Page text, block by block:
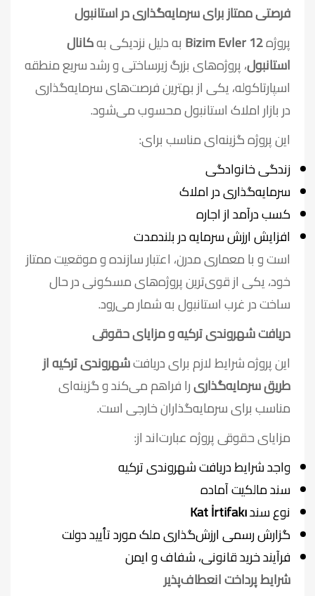
فرصتی ممتاز برای سرمایه‌گذاری در استانبول
پروژهBizim Evler 12 به دلیل نزدیکی بهکانال
استانبول، پروژه‌های بزرگ زیرساختی و رشد سریع منطقه
اسپارتاکوله، یکی از بهترین فرصت‌های سرمایه‌گذاری
در بازار املاک استانبول محسوب می‌شود.
این پروژه گزینه‌ای مناسب برای:
زندگی خانوادگی
سرمایه‌گذاری در املاک
کسب درآمد از اجاره
افزایش ارزش سرمایه در بلندمدت
است و با معماری مدرن، اعتبار سازنده و موقعیت ممتاز
خود، یکی از قوی‌ترین پروژه‌های مسکونی در حال
ساخت در غرب استانبول به شمار می‌رود.
دریافت شهروندی ترکیه و مزایای حقوقی
این پروژه شرایط لازم برای دریافتشهروندی ترکیه از
طریق سرمایه‌گذاریرا فراهم می‌کند و گزینه‌ای
مناسب برای سرمایه‌گذاران خارجی است.
مزایای حقوقی پروژه عبارت‌اند از:
واجد شرایط دریافت شهروندی ترکیه
سند مالکیت آماده
نوع سندKat İrtifakı
گزارش رسمی ارزش‌گذاری ملک مورد تأیید دولت
فرآیند خرید قانونی، شفاف و ایمن
شرایط پرداخت انعطاف‌پذیر